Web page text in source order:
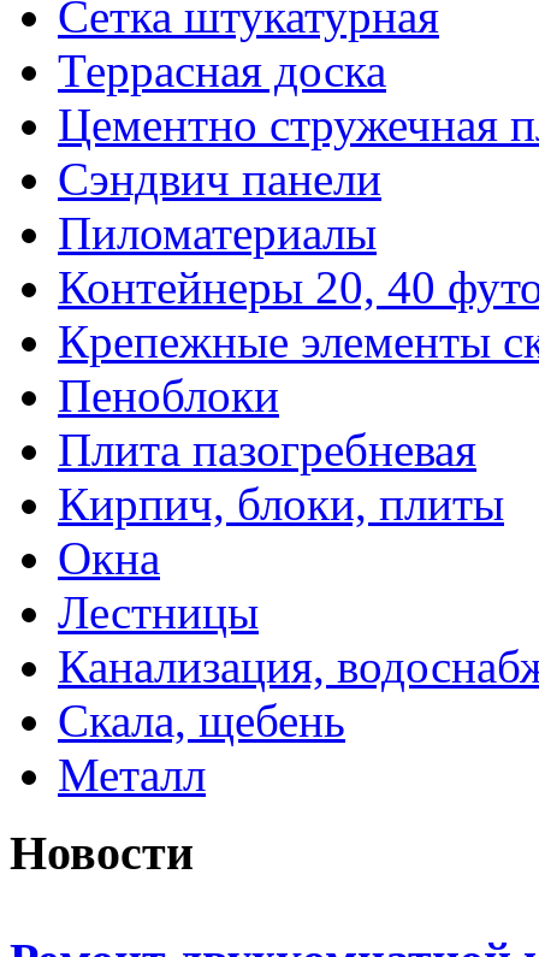
Сетка штукатурная
Террасная доска
Цементно стружечная
Сэндвич панели
Пиломатериалы
Контейнеры 20, 40
Крепежные элементы
Пеноблоки
Плита пазогребневая
Кирпич, блоки, плиты
Окна
Лестницы
Канализация,
Скала, щебень
Металл
Новости